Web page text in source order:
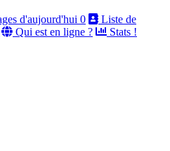
d'aujourd'hui 0
Liste de
Qui est en ligne ?
Stats !